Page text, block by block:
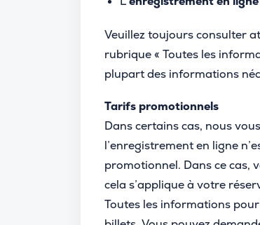
Veuillez toujours consulter
rubrique « Toutes les
plupart des informations
Tarifs promotionnels
Dans certains cas, nous
l’enregistrement en ligne
promotionnel. Dans ce cas,
cela s’applique à votre
Toutes les informations